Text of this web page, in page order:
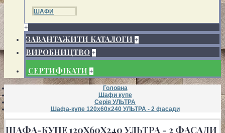
ШАФИ
+
ЗАВАНТАЖИТИ КАТАЛОГИ +
ВИРОБНИЦТВО +
СЕРТИФІКАТИ +
Головна
Шафи купе
Серія УЛЬТРА
Шафа-купе 120х60х240 УЛЬТРА - 2 фасади
ШАФА-КУПЕ 120Х60Х240 УЛЬТРА - 2 ФАСАДИ